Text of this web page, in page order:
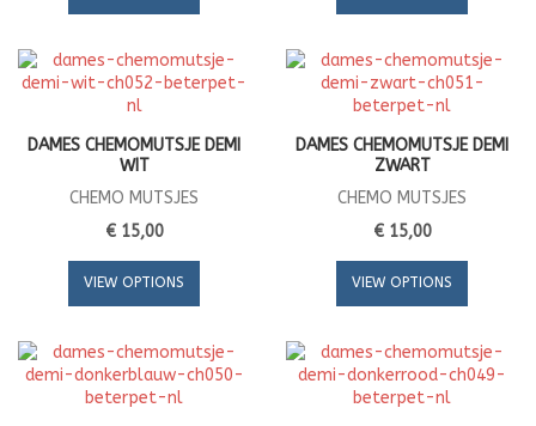
DAMES CHEMOMUTSJE DEMI
WIT
CHEMO MUTSJES
€ 15,00
VIEW OPTIONS
DAMES CHEMOMUTSJE DEMI
ZWART
CHEMO MUTSJES
€ 15,00
VIEW OPTIONS